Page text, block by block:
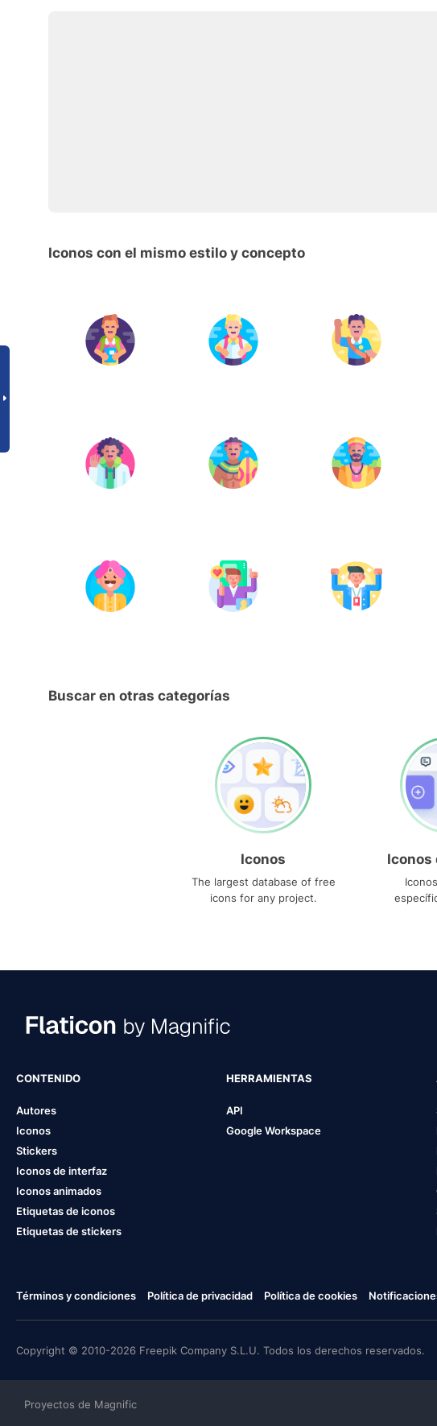
Iconos con el mismo estilo y concepto
Buscar en otras categorías
Iconos
The largest database of free
icons for any project.
Iconos
CONTENIDO
Autores
Iconos
Stickers
Iconos de interfaz
Iconos animados
Etiquetas de iconos
Etiquetas de stickers
HERRAMIENTAS
API
Google Workspace
Términos y condiciones Política de privacidad Política de cookies
Copyright © 2010-2026 Freepik Company S.L.U. Todos los derechos reservados.
Proyectos de Magnific